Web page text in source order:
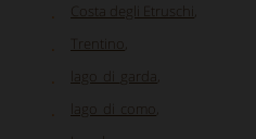
Costa degli Etruschi
Trentino
lago_di_garda
lago_di_como